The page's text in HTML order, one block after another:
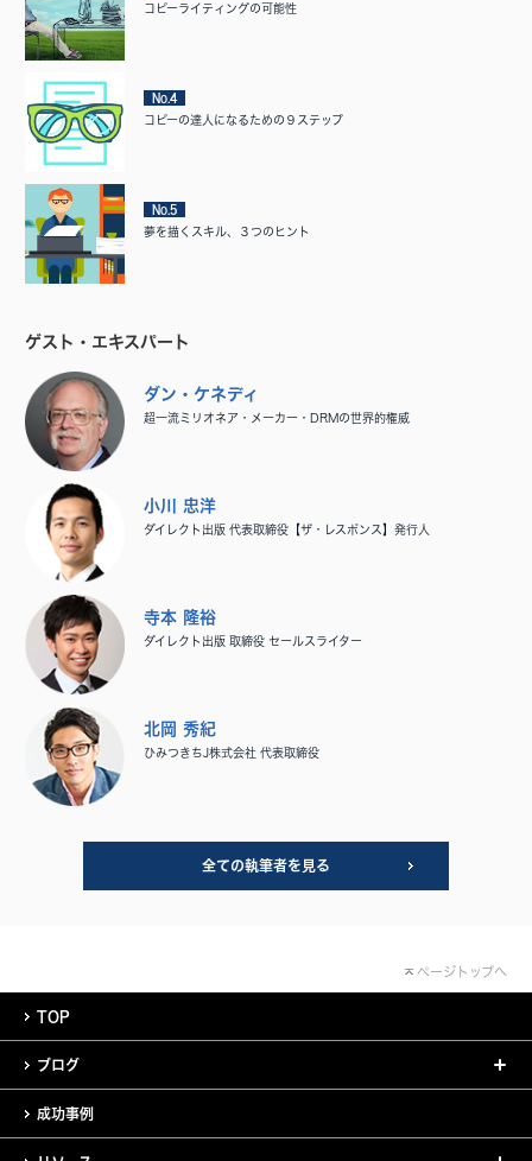
コピーライティングの可能性
No.4
コピーの達人になるための９ステップ
No.5
夢を描くスキル、３つのヒント
ゲスト・エキスパート
ダン・ケネディ
超一流ミリオネア・メーカー・DRMの世界的権威
小川 忠洋
ダイレクト出版 代表取締役【ザ・レスポンス】発行人
寺本 隆裕
ダイレクト出版 取締役 セールスライター
北岡 秀紀
ひみつきちJ株式会社 代表取締役
全ての執筆者を見る
ページトップへ
TOP
ブログ
成功事例